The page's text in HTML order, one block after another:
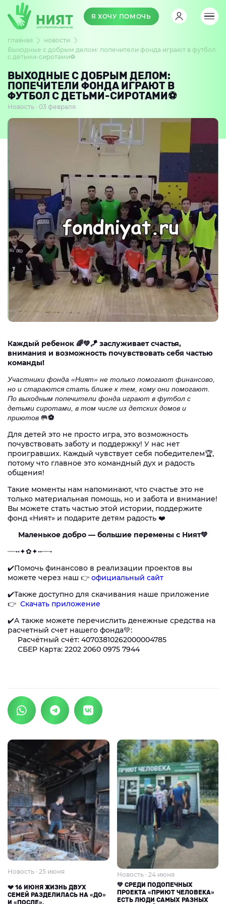
Я ХОЧУ ПОМОЧЬ
главная
новости
Выходные с добрым делом: попечители фонда играют в футбол
с детьми-сиротами⚽️
ВЫХОДНЫЕ С ДОБРЫМ ДЕЛОМ:
ПОПЕЧИТЕЛИ ФОНДА ИГРАЮТ В
ФУТБОЛ С ДЕТЬМИ-СИРОТАМИ⚽️
Новость · 03 февраля
Каждый ребенок 🌈💚🪁 заслуживает счастья,
внимания и возможность почувствовать себя частью
команды!
Участники фонда «Ният» не только помогают финансово,
но и стараются стать ближе к тем, кому они помогают.
По выходным попечители фонда играют в футбол с
детьми сиротами, в том числе из детских домов и
приютов 🥅⚽️
Для детей это не просто игра, это возможность
почувствовать заботу и поддержку! У нас нет
проигравших. Каждый чувствует себя победителем🏆,
потому что главное это командный дух и радость
общения!
Такие моменты нам напоминают, что счастье это не
только материальная помощь, но и забота и внимание!
Вы можете стать частью этой истории, поддержите
фонд «Ният» и подарите детям радость ❤️
Маленькое добро — большие перемены с Ният💚
┈┈••✦✿✦••┈┈•
✔️Помочь финансово в реализации проектов вы
можете через наш 👉 официальный сайт
✔️Также доступно для скачивания наше приложение
👉 Скачать приложение
✔️А также можете перечислить денежные средства на
расчетный счет нашего фонда💚:
Расчётный счёт: 40703810262000004785
СБЕР Карта: 2202 2060 0975 7944
Новость · 25 июня
💔 16 ИЮНЯ ЖИЗНЬ ДВУХ
СЕМЕЙ РАЗДЕЛИЛАСЬ НА «ДО»
И «ПОСЛЕ».
Новость · 24 июня
💚 СРЕДИ ПОДОПЕЧНЫХ
ПРОЕКТА «ПРИЮТ ЧЕЛОВЕКА»
ЕСТЬ ЛЮДИ САМЫХ РАЗНЫХ